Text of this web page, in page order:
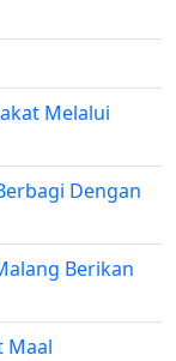
Melalui
Dengan
Berikan
Maal